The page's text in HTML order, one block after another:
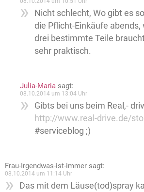
Nicht schlecht, Wo gibt es
die Pflicht-Einkäufe
drei bestimmte Teile
sehr praktisch.
Julia-Maria sagt:
08.10.2014 um 13:04 Uhr
Gibts bei uns beim Real,-
http://www.real-drive.de/
#serviceblog ;)
Frau-Irgendwas-ist-immer sagt:
08.10.2014 um 11:14 Uhr
Das mit dem Läuse(tod)spray